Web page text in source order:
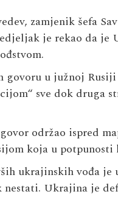
zamjenik šefa
je rekao da
govoru u južnoj
sve dok druga
održao ispred
koja u
ukrajinskih vođa
nestati. Ukrajina je